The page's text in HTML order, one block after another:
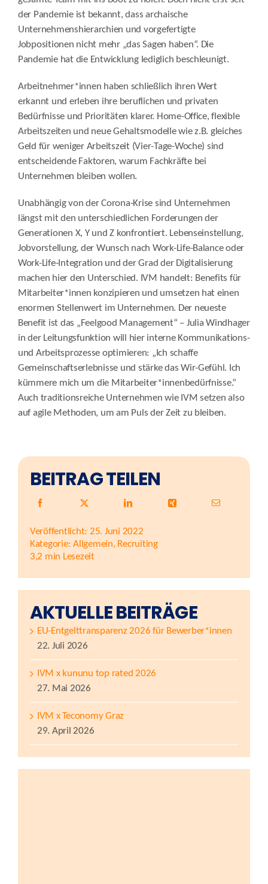
der Pandemie ist bekannt, dass archaische
Unternehmenshierarchien und vorgefertigte
Jobpositionen nicht mehr „das Sagen haben“. Die
Pandemie hat die Entwicklung lediglich beschleunigt.
Arbeitnehmer*innen haben schließlich ihren Wert
erkannt und erleben ihre beruflichen und privaten
Bedürfnisse und Prioritäten klarer. Home-Office, flexible
Arbeitszeiten und neue Gehaltsmodelle wie z.B. gleiches
Geld für weniger Arbeitszeit (Vier-Tage-Woche) sind
entscheidende Faktoren, warum Fachkräfte bei
Unternehmen bleiben wollen.
Unabhängig von der Corona-Krise sind Unternehmen
längst mit den unterschiedlichen Forderungen der
Generationen X, Y und Z konfrontiert. Lebenseinstellung,
Jobvorstellung, der Wunsch nach Work-Life-Balance oder
Work-Life-Integration und der Grad der Digitalisierung
machen hier den Unterschied. IVM handelt: Benefits für
Mitarbeiter*innen konzipieren und umsetzen hat einen
enormen Stellenwert im Unternehmen. Der neueste
Benefit ist das „Feelgood Management“ – Julia Windhager
in der Leitungsfunktion will hier interne Kommunikations-
und Arbeitsprozesse optimieren: „Ich schaffe
Gemeinschaftserlebnisse und stärke das Wir-Gefühl. Ich
kümmere mich um die Mitarbeiter*innenbedürfnisse.“
Auch traditionsreiche Unternehmen wie IVM setzen also
auf agile Methoden, um am Puls der Zeit zu bleiben.
BEITRAG TEILEN
Veröffentlicht: 25. Juni 2022
Kategorie:Allgemein, Recruiting
3,2 min Lesezeit
AKTUELLE BEITRÄGE
EU-Entgelttransparenz 2026 für Bewerber*innen
22. Juli 2026
IVM x kununu top rated 2026
27. Mai 2026
IVM x Teconomy Graz
29. April 2026